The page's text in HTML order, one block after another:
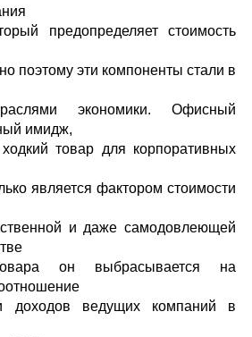
предопределяет стоимость
поэтому эти компоненты стали в
экономики. Офисный
имидж,
товар для корпоративных
является фактором стоимости
и даже самодовлеющей
он выбрасывается на
доходов ведущих компаний в